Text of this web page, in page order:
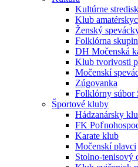
Kultúrne
Klub
Ženský
Folklórna
DH Močenská
Klub tvorivosti
Močenskí
Zúgovanka
Folklórny súbor
Športové kluby
Hádzanársky
FK
Karate klub
Močenskí plavci
Stolno-